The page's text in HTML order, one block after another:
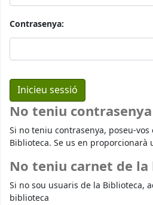
Contrasenya:
No teniu
Si no teniu contrasenya, poseu-
Biblioteca. Se us en proporcionarà
No teniu carnet de
Si no sou usuaris de la Biblioteca,
biblioteca